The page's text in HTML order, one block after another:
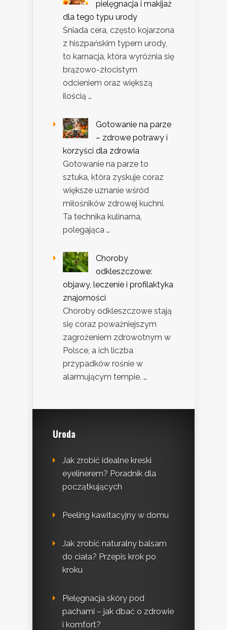
pielęgnacja i makijaż
dla tego typu urody
Śniada cera, często kojarzona
z hiszpańskim typem urody,
to karnacja, która wyróżnia się
brązowo-złocistym
odcieniem oraz większą
ilością …
Gotowanie na parze
– zdrowe potrawy i
korzyści dla zdrowia
Gotowanie na parze to
sztuka, która zyskuje coraz
większe uznanie wśród
miłośników zdrowej kuchni.
Ta technika kulinarna,
polegająca …
Choroby
odkleszczowe:
objawy, leczenie i profilaktyka
znajomości
Choroby odkleszczowe stają
się coraz poważniejszym
zagrożeniem zdrowotnym w
Polsce, a ich liczba
przypadków rośnie w
alarmującym tempie. …
Uroda
Jak zrobić idealne kreski
eyelinerem? Poradnik dla
początkujących
Peeling kawitacyjny w domu
Jak zrobić naturalny balsam
do ciała? Przepis krok po
kroku
Pielęgnacja skóry pod
pachami – jak dbać o zdrowie
i komfort?